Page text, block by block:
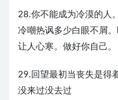
28.你不能成为冷漠的人
冷嘲热讽多少白眼不屑
让人心寒。做好你自己。
29.回望最初当丧失是得
没来过没去过